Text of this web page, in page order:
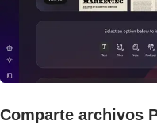
Comparte archivos